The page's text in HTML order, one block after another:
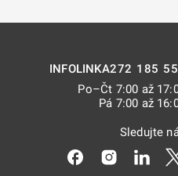
INFOLINKA272 185
Po–Čt 7:00 až
Pá 7:00 až
Sledujte
Odkaz seOdkaz